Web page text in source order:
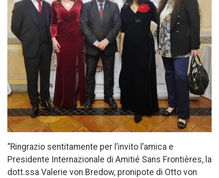
“Ringrazio sentitamente per l’invito l’amica e
Presidente Internazionale di Amitié Sans Frontières, la
dott.ssa Valerie von Bredow, pronipote di Otto von